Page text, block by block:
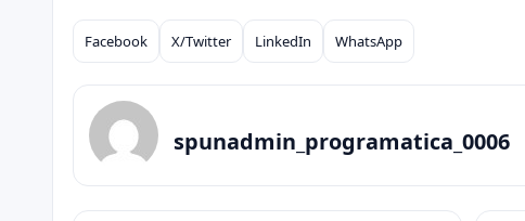
Compartilhar
Facebook X/Twitter LinkedIn WhatsApp
spunadmin_programatica_0006